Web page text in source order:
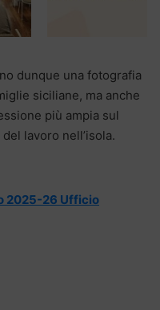
dunque una fotografia
siciliane, ma anche
più ampia sul
lavoro nell’isola.
2025-26 Ufficio